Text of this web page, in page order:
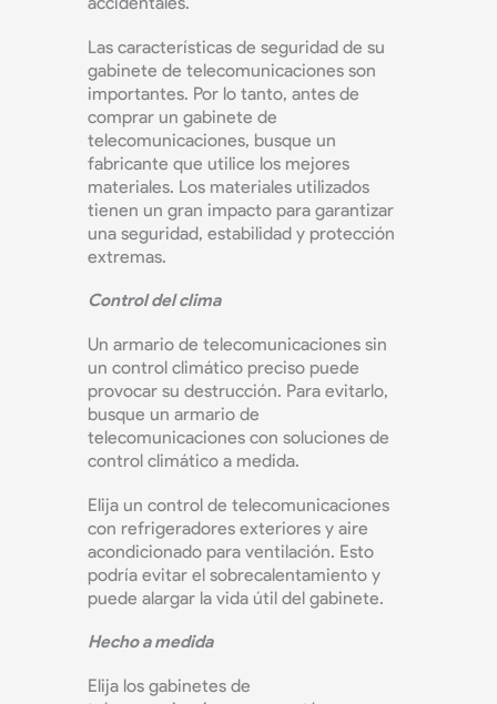
Las características de seguridad de su
gabinete de telecomunicaciones son
importantes. Por lo tanto, antes de
comprar un gabinete de
telecomunicaciones, busque un
fabricante que utilice los mejores
materiales. Los materiales utilizados
tienen un gran impacto para garantizar
una seguridad, estabilidad y protección
extremas.
Control del clima
Un armario de telecomunicaciones sin
un control climático preciso puede
provocar su destrucción. Para evitarlo,
busque un armario de
telecomunicaciones con soluciones de
control climático a medida.
Elija un control de telecomunicaciones
con refrigeradores exteriores y aire
acondicionado para ventilación. Esto
podría evitar el sobrecalentamiento y
puede alargar la vida útil del gabinete.
Hecho a medida
Elija los gabinetes de